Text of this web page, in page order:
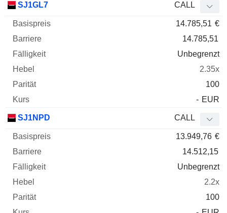
SJ1GL7 CALL
14.785,51 €
14.785,51
Unbegrenzt
2.35x
100
- EUR
SJ1NPD CALL
13.949,76 €
14.512,15
Unbegrenzt
2.2x
100